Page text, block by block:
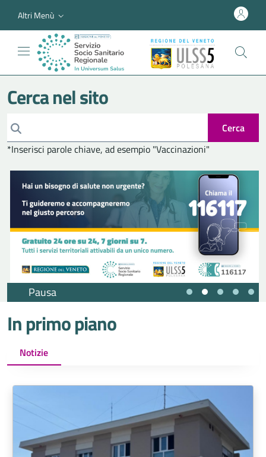
Altri Menù
Cerca nel sito
Cerca
*Inserisci parole chiave, ad esempio "Vaccinazioni"
Pausa
In primo piano
Notizie